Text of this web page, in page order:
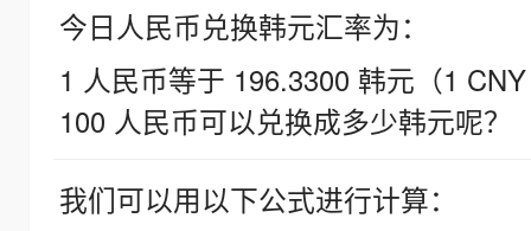
今日人民币兑换韩元汇率为：
1 人民币等于 196.3300 韩元（1
100 人民币可以兑换成多少韩元呢？
我们可以用以下公式进行计算：